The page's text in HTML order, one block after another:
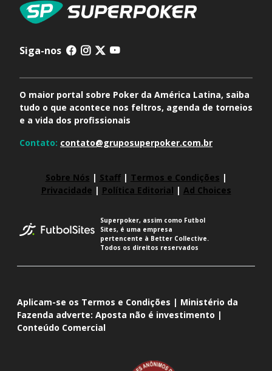
Siga-nos
O maior portal sobre Poker da América Latina, saiba
tudo o que acontece nos feltros, agenda de torneios
e a vida dos profissionais
Contato: contato@gruposuperpoker.com.br
Sobre Nós | Staff| Termos e Condições |
Privacidade | Política Editorial | Ad Choices
Superpoker, assim como Futbol
Sites, é uma empresa
pertencente à Better Collective.
Todos os direitos reservados
Aplicam-se os Termos e Condições | Ministério da
Fazenda adverte: Aposta não é investimento |
Conteúdo Comercial